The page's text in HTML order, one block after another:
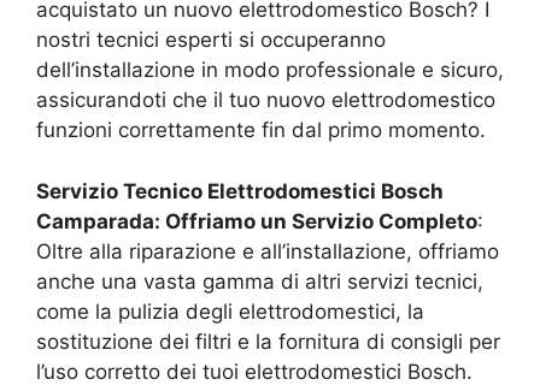
acquistato un nuovo elettrodomestico Bosch? I
nostri tecnici esperti si occuperanno
dell’installazione in modo professionale e sicuro,
assicurandoti che il tuo nuovo elettrodomestico
funzioni correttamente fin dal primo momento.
Servizio Tecnico Elettrodomestici Bosch
Camparada: Offriamo un Servizio Completo:
Oltre alla riparazione e all’installazione, offriamo
anche una vasta gamma di altri servizi tecnici,
come la pulizia degli elettrodomestici, la
sostituzione dei filtri e la fornitura di consigli per
l’uso corretto dei tuoi elettrodomestici Bosch.